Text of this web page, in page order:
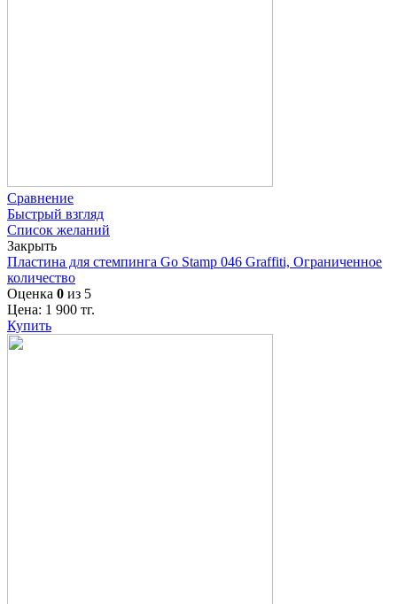
Сравнение
Быстрый взгляд
Список желаний
Закрыть
Пластина для стемпинга Go Stamp 046 Graffiti, Ограниченное
количество
Оценка 0 из 5
Цена: 1 900 тг.
Купить